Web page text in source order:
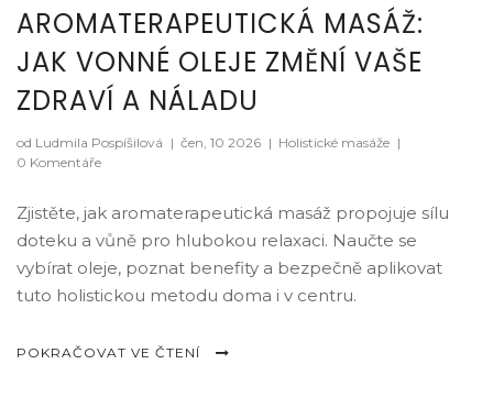
AROMATERAPEUTICKÁ MASÁŽ:
JAK VONNÉ OLEJE ZMĚNÍ VAŠE
ZDRAVÍ A NÁLADU
od Ludmila Pospíšilová | čen, 10 2026 | Holistické masáže |
0 Komentáře
Zjistěte, jak aromaterapeutická masáž propojuje sílu
doteku a vůně pro hlubokou relaxaci. Naučte se
vybírat oleje, poznat benefity a bezpečně aplikovat
tuto holistickou metodu doma i v centru.
POKRAČOVAT VE ČTENÍ